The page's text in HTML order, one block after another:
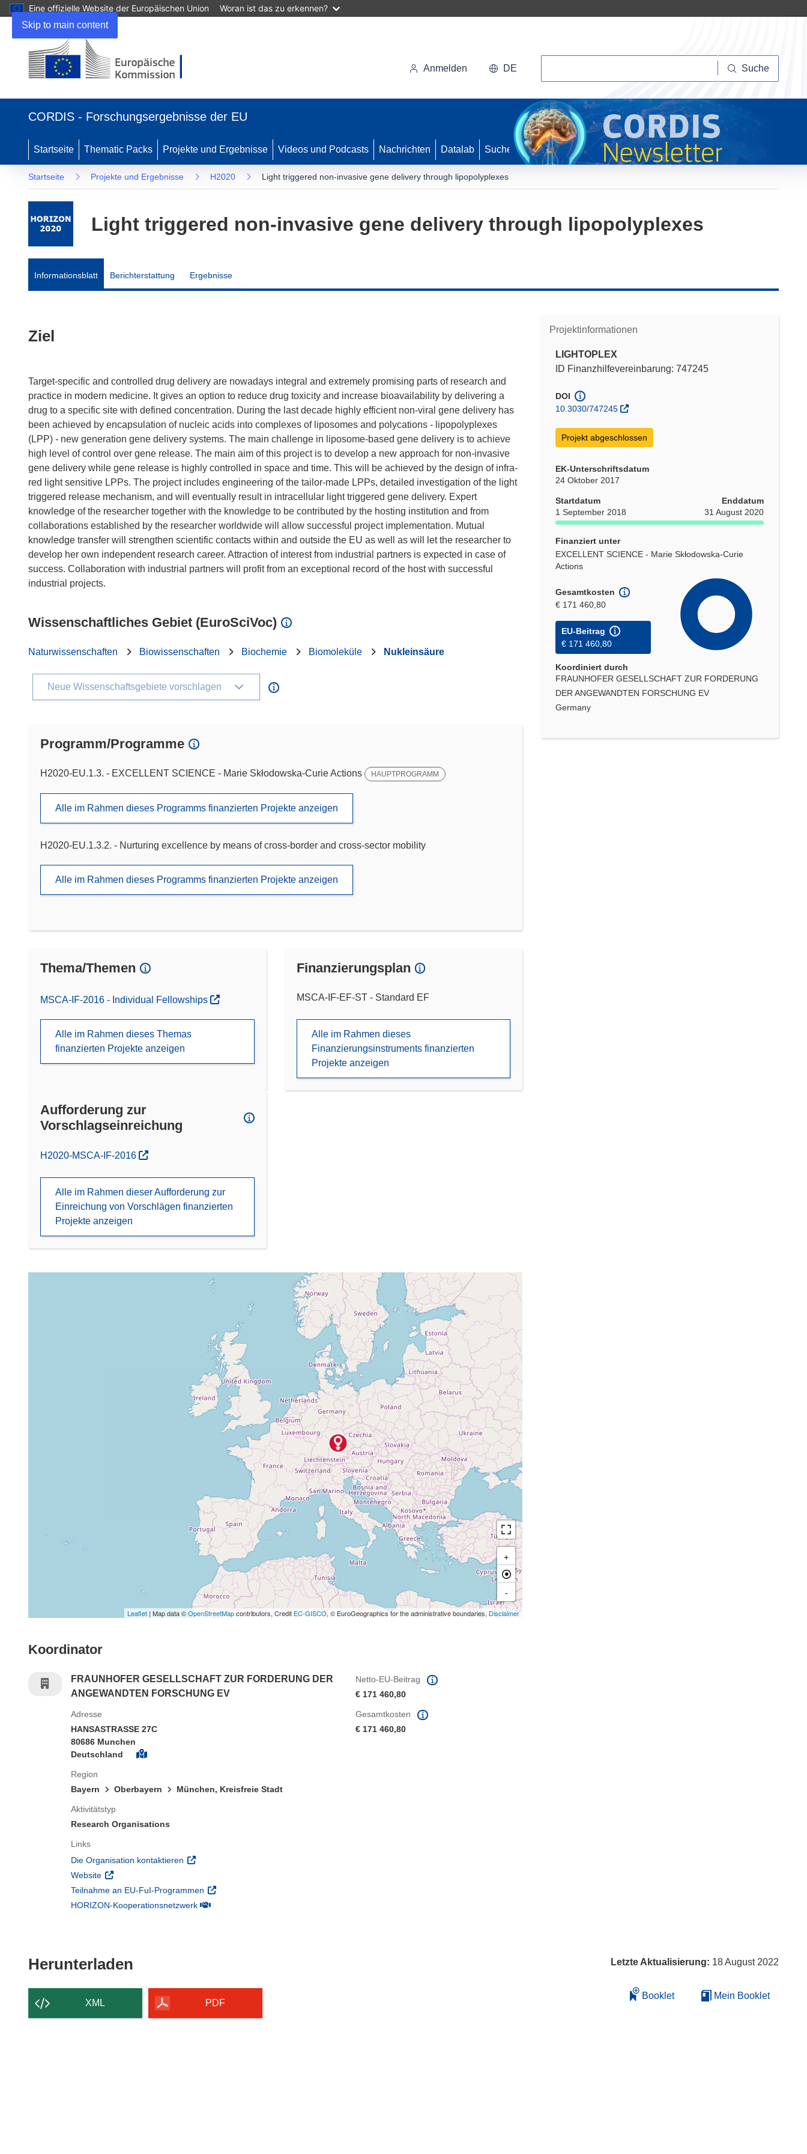
Skip to main content
Eine offizielle Website der Europäischen Union Woran ist das zu erkennen?
Anmelden DE Suche
CORDIS - Forschungsergebnisse der EU
Startseite Thematic Packs Projekte und Ergebnisse Videos und Podcasts Nachrichten Datalab Suche
Startseite Projekte und Ergebnisse H2020 Light triggered non-invasive gene delivery through lipopolyplexes
Light triggered non-invasive gene delivery through lipopolyplexes
Informationsblatt Berichterstattung Ergebnisse
Projektinformationen
LIGHTOPLEX
ID Finanzhilfevereinbarung: 747245
DOI
10.3030/747245
Projekt abgeschlossen
EK-Unterschriftsdatum
24 Oktober 2017
Startdatum
1 September 2018
Enddatum
31 August 2020
Finanziert unter
EXCELLENT SCIENCE - Marie Skłodowska-Curie
Actions
Gesamtkosten
€ 171 460,80
EU-Beitrag
€ 171 460,80
Koordiniert durch
FRAUNHOFER GESELLSCHAFT ZUR FORDERUNG
DER ANGEWANDTEN FORSCHUNG EV
Germany
Ziel
Target-specific and controlled drug delivery are nowadays integral and extremely promising parts of research and
practice in modern medicine. It gives an option to reduce drug toxicity and increase bioavailability by delivering a
drug to a specific site with defined concentration. During the last decade highly efficient non-viral gene delivery has
been achieved by encapsulation of nucleic acids into complexes of liposomes and polycations - lipopolyplexes
(LPP) - new generation gene delivery systems. The main challenge in liposome-based gene delivery is to achieve
high level of control over gene release. The main aim of this project is to develop a new approach for non-invasive
gene delivery while gene release is highly controlled in space and time. This will be achieved by the design of infra-
red light sensitive LPPs. The project includes engineering of the tailor-made LPPs, detailed investigation of the light
triggered release mechanism, and will eventually result in intracellular light triggered gene delivery. Expert
knowledge of the researcher together with the knowledge to be contributed by the hosting institution and from
collaborations established by the researcher worldwide will allow successful project implementation. Mutual
knowledge transfer will strengthen scientific contacts within and outside the EU as well as will let the researcher to
develop her own independent research career. Attraction of interest from industrial partners is expected in case of
success. Collaboration with industrial partners will profit from an exceptional record of the host with successful
Wissenschaftliches Gebiet (EuroSciVoc)
Naturwissenschaften Biowissenschaften Biochemie Biomoleküle Nukleinsäure
Neue Wissenschaftsgebiete vorschlagen
Programm/Programme
H2020-EU.1.3. - EXCELLENT SCIENCE - Marie Skłodowska-Curie Actions HAUPTPROGRAMM
Alle im Rahmen dieses Programms finanzierten Projekte anzeigen
H2020-EU.1.3.2. - Nurturing excellence by means of cross-border and cross-sector mobility
Alle im Rahmen dieses Programms finanzierten Projekte anzeigen
Thema/Themen
MSCA-IF-2016 - Individual Fellowships
Alle im Rahmen dieses Themas
finanzierten Projekte anzeigen
Finanzierungsplan
MSCA-IF-EF-ST - Standard EF
Alle im Rahmen dieses
Finanzierungsinstruments finanzierten
Projekte anzeigen
Aufforderung zur
Vorschlagseinreichung
(öffnet in neuem Fenster)
H2020-MSCA-IF-2016
Alle im Rahmen dieser Aufforderung zur
Einreichung von Vorschlägen finanzierten
Projekte anzeigen
+
-
Leaflet | Map data ©OpenStreetMapcontributors, Credit EC-GISCO, © EuroGeographics for the administrative boundaries, Disclaimer
Koordinator
FRAUNHOFER GESELLSCHAFT ZUR FORDERUNG DER
ANGEWANDTEN FORSCHUNG EV
Netto-EU-Beitrag
€ 171 460,80
Adresse
HANSASTRASSE 27C
80686 Munchen
Deutschland
Region
Bayern
Oberbayern München, Kreisfreie Stadt
Aktivitätstyp
Research Organisations
Links
Die Organisation kontaktieren (öffnet in neuem Fenster)
Website (öffnet in neuem Fenster)
Teilnahme an EU-FuI-Programmen (öffnet in neuem Fenster)
HORIZON-Kooperationsnetzwerk(öffnet in neuem Fenster)
Gesamtkosten
€ 171 460,80
Herunterladen
XML PDF
Letzte Aktualisierung: 18 August 2022
Booklet Mein Booklet